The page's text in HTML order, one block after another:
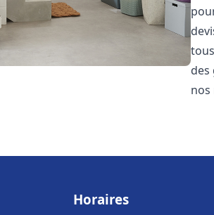
des
nos
Horaires